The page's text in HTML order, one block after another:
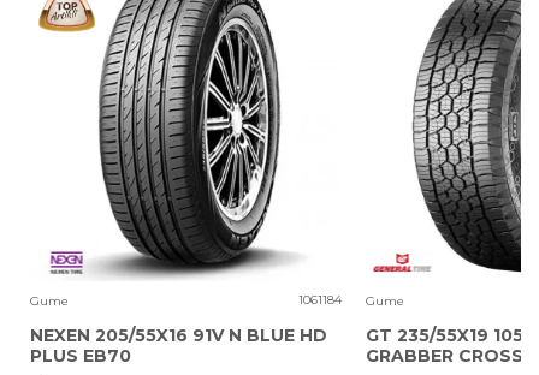
Gume 1061184
NEXEN 205/55X16 91V N BLUE HD
PLUS EB70
Gume
GT 235/55X19 105V
GRABBER CROSS